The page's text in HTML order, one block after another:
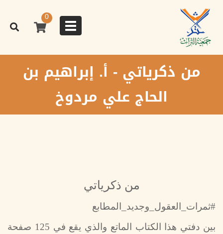
المحتوى
الرئيسي
Toggle
navigation
0
من ذكرياتي - أ. إبراهيم بن
الحاج علي مردوخ
من ذكرياتي
#ثمرات_العقول_وجديد_المطابع
بين دفتي هذا الكتاب الماتع والذي يقع في 125 صفحة